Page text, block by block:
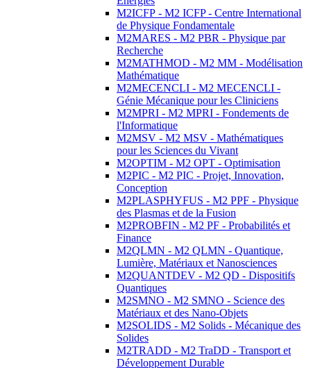
M2ICFP - M2 ICFP - Centre International
de Physique Fondamentale
M2MARES - M2 PBR - Physique par
Recherche
M2MATHMOD - M2 MM - Modélisation
Mathématique
M2MECENCLI - M2 MECENCLI -
Génie Mécanique pour les Cliniciens
M2MPRI - M2 MPRI - Fondements de
l'Informatique
M2MSV - M2 MSV - Mathématiques
pour les Sciences du Vivant
M2OPTIM - M2 OPT - Optimisation
M2PIC - M2 PIC - Projet, Innovation,
Conception
M2PLASPHYFUS - M2 PPF - Physique
des Plasmas et de la Fusion
M2PROBFIN - M2 PF - Probabilités et
Finance
M2QLMN - M2 QLMN - Quantique,
Lumière, Matériaux et Nanosciences
M2QUANTDEV - M2 QD - Dispositifs
Quantiques
M2SMNO - M2 SMNO - Science des
Matériaux et des Nano-Objets
M2SOLIDS - M2 Solids - Mécanique des
Solides
M2TRADD - M2 TraDD - Transport et
Développement Durable